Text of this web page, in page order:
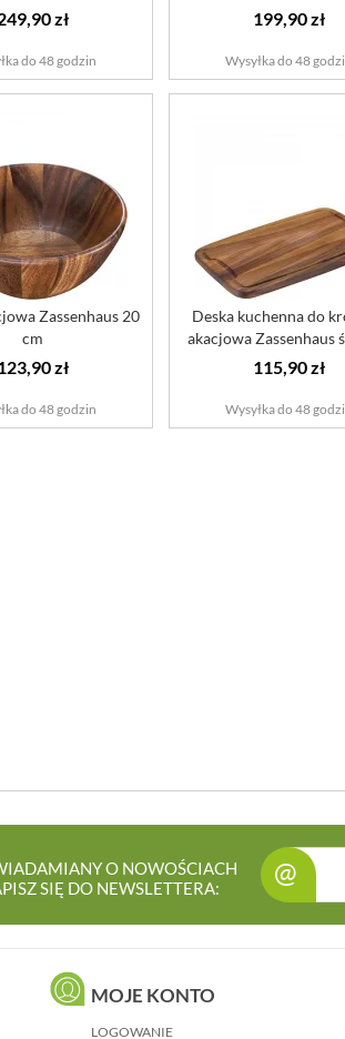
zł
do 48 godzin
199,90 zł
Wysyłka do 48
Zassenhaus 20
cm
zł
do 48 godzin
Deska kuchenna do
akacjowa Zassenhaus
115,90 zł
Wysyłka do 48
O NOWOŚCIACH
SIĘ DO NEWSLETTERA:
@
MOJE KONTO
LOGOWANIE